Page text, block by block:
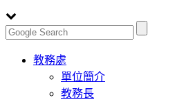
Toggle
navigation
教務處
單位簡介
教務長